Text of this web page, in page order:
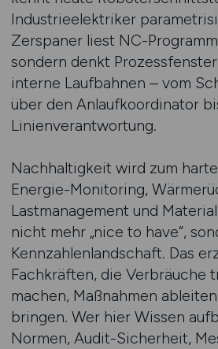
Industrieelektriker
Zerspaner liest NC-
sondern denkt
interne Laufbahnen – vom
über den Anlaufkoordinator
Linienverantwortung.
Nachhaltigkeit wird zum
Energie-Monitoring,
Lastmanagement und
nicht mehr „nice to have“,
Kennzahlenlandschaft. Das
Fachkräften, die Verbräuche
machen, Maßnahmen
bringen. Wer hier Wissen
Normen, Audit-Sicherheit,